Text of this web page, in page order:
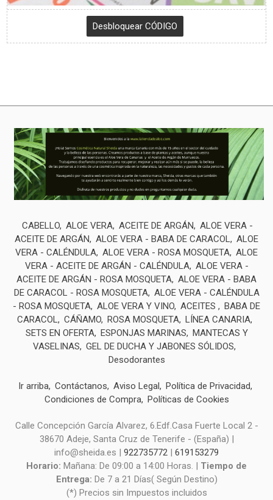
CABELLO ALOE VERA ACEITE DE ARGÁN
ALOE VERA -
ACEITE DE ARGÁN
ALOE VERA - BABA DE CARACOL ALOE
VERA - CALÉNDULA ALOE VERA - ROSA MOSQUETA ALOE
VERA - ACEITE DE ARGÁN - CALÉNDULA ALOE VERA -
ACEITE DE ARGÁN - ROSA MOSQUETA ALOE VERA - BABA
DE CARACOL - ROSA MOSQUETA ALOE VERA - CALÉNDULA
- ROSA MOSQUETA ALOE VERA Y VINO ACEITES
BABA DE
CARACOL CÁÑAMO ROSA MOSQUETA LÍNEA CANARIA
SETS EN OFERTA ESPONJAS MARINAS
MANTECAS Y
VASELINAS
GEL DE DUCHA Y JABONES SÓLIDOS
Desodorantes
Ir arriba Contáctanos Aviso Legal
Política de Privacidad
Condiciones de Compra Políticas de Cookies
Calle Concepción García Alvarez, 6.Edf.Casa Fuerte Local 2 -
38670 Adeje, Santa Cruz de Tenerife - (España) |
info@sheida.es | 922735772 | 619153279
Horario: Mañana: De 09:00 a 14:00 Horas. | Tiempo de
Entrega: De 7 a 21 Días( Según Destino)
(*) Precios sin Impuestos incluidos